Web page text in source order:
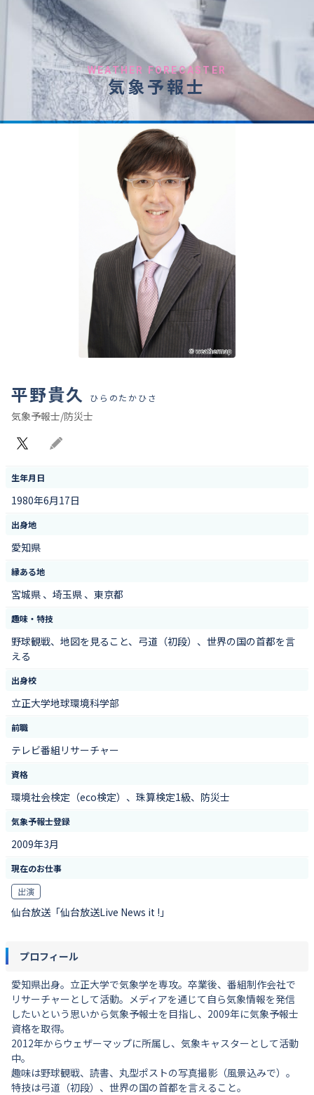
WEATHER FORECASTER
気象予報士
平野貴久 ひらのたかひさ
気象予報士/防災士
Blog
生年月日
1980年6月17日
出身地
愛知県
縁ある地
宮城県 、埼玉県 、東京都
趣味・特技
野球観戦、地図を見ること、弓道（初段）、世界の国の首都を言
える
出身校
立正大学地球環境科学部
前職
テレビ番組リサーチャー
資格
環境社会検定（eco検定）、珠算検定1級、防災士
気象予報士登録
2009年3月
現在のお仕事
出演
仙台放送「仙台放送Live News it !」
プロフィール
愛知県出身。立正大学で気象学を専攻。卒業後、番組制作会社で
リサーチャーとして活動。メディアを通じて自ら気象情報を発信
したいという思いから気象予報士を目指し、2009年に気象予報士
資格を取得。
2012年からウェザーマップに所属し、気象キャスターとして活動
中。
趣味は野球観戦、読書、丸型ポストの写真撮影（風景込みで）。
特技は弓道（初段）、世界の国の首都を言えること。